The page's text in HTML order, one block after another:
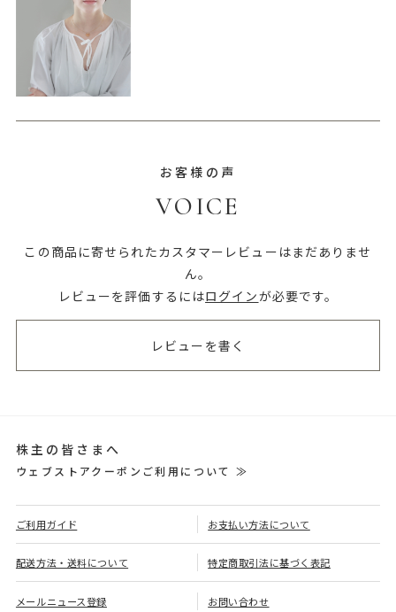
お客様の声
VOICE
この商品に寄せられたカスタマーレビューはまだありませ
ん。
レビューを評価するにはログインが必要です。
レビューを書く
株主の皆さまへ
ウェブストアクーポンご利用について ≫
ご利用ガイド お支払い方法について
配送方法・送料について 特定商取引法に基づく表記
メールニュース登録 お問い合わせ